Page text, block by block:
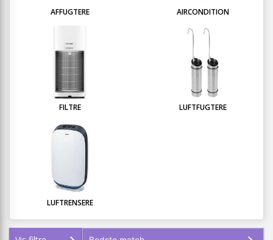
AFFUGTERE AIRCONDITION
FILTRE LUFTFUGTERE
LUFTRENSERE